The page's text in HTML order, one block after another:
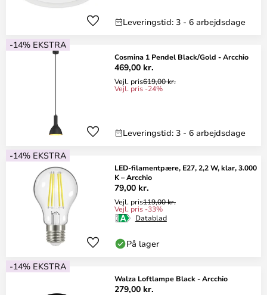
Leveringstid: 3 - 6 arbejdsdage
-14% EKSTRA
Cosmina 1 Pendel Black/Gold - Arcchio
469,00 kr.
Vejl. pris619,00 kr.
Vejl. pris -24%
Leveringstid: 3 - 6 arbejdsdage
-14% EKSTRA
LED-filamentpære, E27, 2,2 W, klar, 3.000
K – Arcchio
79,00 kr.
Vejl. pris119,00 kr.
Vejl. pris -33%
Datablad
På lager
-14% EKSTRA
Walza Loftlampe Black - Arcchio
279,00 kr.